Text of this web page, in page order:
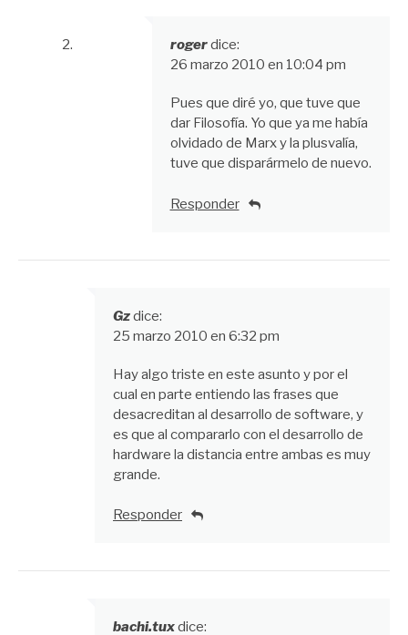
rogerdice:
26 marzo 2010 en 10:04 pm
Pues que diré yo, que tuve que
dar Filosofía. Yo que ya me había
olvidado de Marx y la plusvalía,
tuve que disparármelo de nuevo.
Responder
Gzdice:
25 marzo 2010 en 6:32 pm
Hay algo triste en este asunto y por el
cual en parte entiendo las frases que
desacreditan al desarrollo de software, y
es que al compararlo con el desarrollo de
hardware la distancia entre ambas es muy
grande.
Responder
bachi.tuxdice: